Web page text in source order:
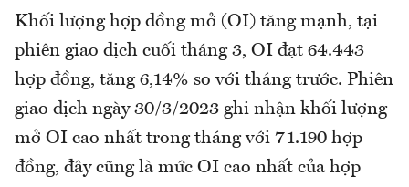
Khối lượng hợp đồng mở (OI) tăng mạnh, tại
phiên giao dịch cuối tháng 3, OI đạt 64.443
hợp đồng, tăng 6,14% so với tháng trước. Phiên
giao dịch ngày 30/3/2023 ghi nhận khối lượng
mở OI cao nhất trong tháng với 71.190 hợp
đồng, đây cũng là mức OI cao nhất của hợp